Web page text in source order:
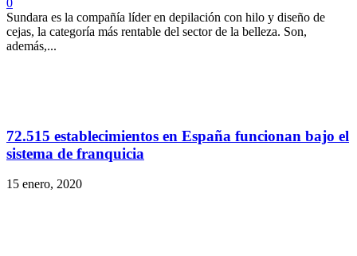
0
Sundara es la compañía líder en depilación con hilo y diseño de
cejas, la categoría más rentable del sector de la belleza. Son,
además,...
72.515 establecimientos en España funcionan bajo el
sistema de franquicia
15 enero, 2020